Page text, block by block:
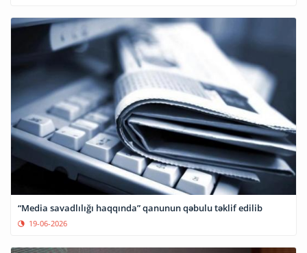
“Media savadlılığı haqqında” qanunun qəbulu təklif edilib
19-06-2026